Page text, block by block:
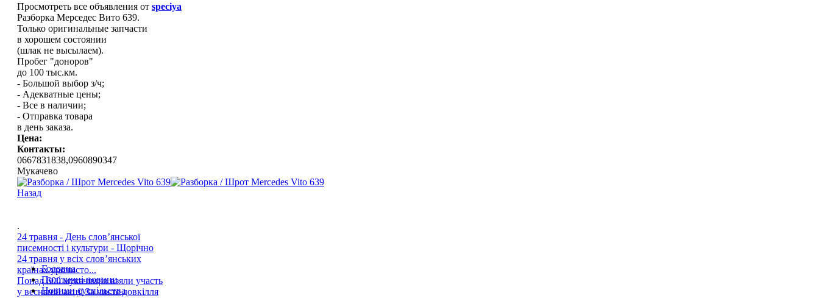
Просмотреть все объявления от speciya
Разборка Мерседес Вито 639.
Только оригинальные запчасти
в хорошем состоянии
(шлак не высылаем).
Пробег "доноров"
до 100 тыс.км.
- Большой выбор з/ч;
- Адекватные цены;
- Все в наличии;
- Отправка товара
в день заказа.
Цена:
Контакты:
0667831838,0960890347
Мукачевo
Назад
.
24 травня - День слов’янської
писемності і культури - Щорічно
24 травня у всіх слов’янських
країнах урочисто...
Понад 600 мукачівців взяли участь
у весняній акції За чисте довкілля
Головна
Політичні новини
Новини суспільства